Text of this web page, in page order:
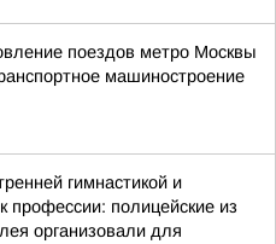
поездов метро Москвы
машиностроение
гимнастикой и
профессии: полицейские из
организовали для